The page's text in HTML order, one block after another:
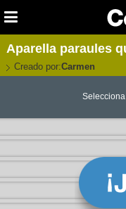
Aparella paraules
Creado por:Carmen